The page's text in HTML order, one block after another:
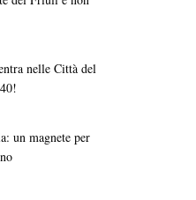
nelle Città del
un magnete per